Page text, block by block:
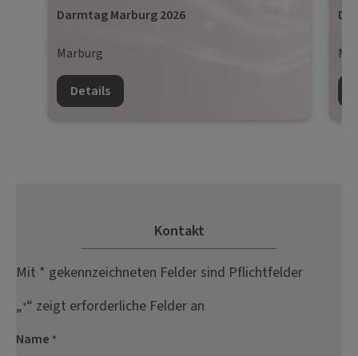
Darmtag Marburg 2026
Marburg
Details
Kontakt
Mit * gekennzeichneten Felder sind Pflichtfelder
„*“ zeigt erforderliche Felder an
Name *